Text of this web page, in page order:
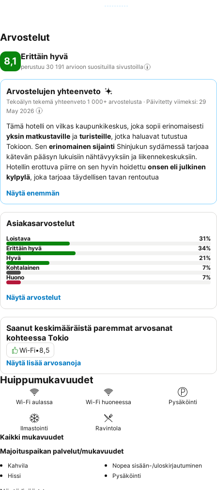
Arvostelut
8,1 Erittäin hyvä
perustuu 30 191 arvioon suosituilla sivustoilla
Arvostelujen yhteenveto
Tekoälyn tekemä yhteenveto 1 000+ arvostelusta · Päivitetty viimeksi: 29
May 2026
Tämä hotelli on vilkas kaupunkikeskus, joka sopii erinomaisesti
yksin matkustaville ja turisteille, jotka haluavat tutustua
Tokioon. Sen erinomainen sijainti Shinjukun sydämessä tarjoaa
kätevän pääsyn lukuisiin nähtävyyksiin ja liikennekeskuksiin.
Hotellin erottuva piirre on sen hyvin hoidettu onsen eli julkinen
kylpylä, joka tarjoaa täydellisen tavan rentoutua
henkilökunnan poikkeuksellista avuliaisuutta ja
rahalle. Rauhallisempaa oleskelua varten kannattaa pyytää
huonetta ylemmästä kerroksesta mahdollisen katumelun
minimoimiseksi.
Näytä enemmän
Saanut keskimääräistä paremmat arvosanat
kohteessa Tokio
Wi-Fi•8,5
Näytä lisää arvosanoja
Asiakasarvostelut
Loistava 31%
Erittäin hyvä
34%
Hyvä
21%
Kohtalainen
7%
Huono
7%
Näytä arvostelut
Huippumukavuudet
Wi-Fi aulassa Wi-Fi huoneessa Pysäköinti
Ilmastointi Ravintola
Kaikki mukavuudet
Majoituspaikan palvelut/mukavuudet
Kahvila
Nopea sisään-/uloskirjautuminen
Hissi
Pysäköinti